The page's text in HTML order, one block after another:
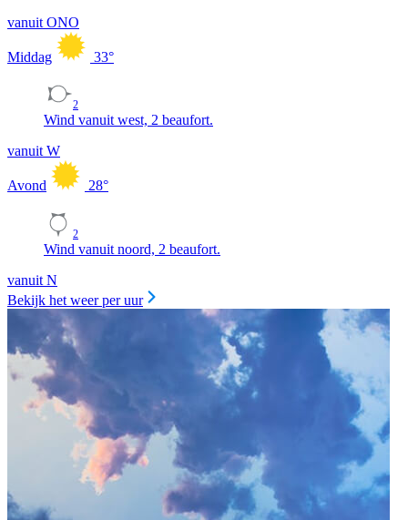
vanuit ONO
Middag 33°
2
Wind vanuit west, 2 beaufort.
vanuit W
Avond 28°
2
Wind vanuit noord, 2 beaufort.
vanuit N
Bekijk het weer per uur